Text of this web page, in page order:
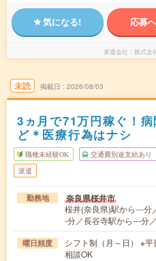
気になる! 応募
派遣会社 株式会
未読 掲載日 2026/08/03
3ヵ月で71万円稼ぐ！
ど＊医療行為はナシ
職種未経験OK 交通費別途支給あり
派遣
勤務地 奈良県桜井市
桜井(奈良県)駅から---分
-分／長谷寺駅から---分
曜日頻度
シフト制（月～日） ※
相談OK